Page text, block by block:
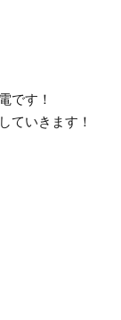
です！
いきます！